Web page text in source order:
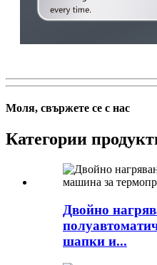
Моля, свържете се с нас
Категории
Двойно
шапки и...